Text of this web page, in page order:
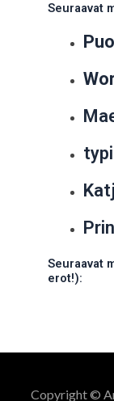
Seuraavat
Seuraavat
erot!):
Copyright ©